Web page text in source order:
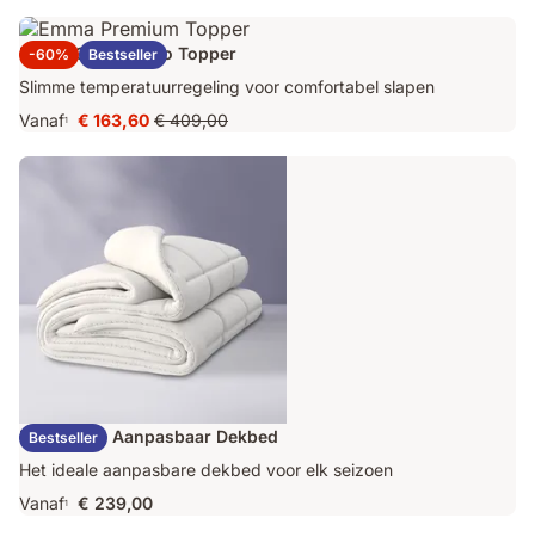
-60% Bestseller
Emma Original Pro Topper
Slimme temperatuurregeling voor comfortabel slapen
Vanaf1
Prijs
€ 163,60
€ 163,60 Oorspronkelijke
prijs
€ 409,00
Bestseller
Emma Duo Aanpasbaar Dekbed
Het ideale aanpasbare dekbed voor elk seizoen
Vanaf1 € 239,00